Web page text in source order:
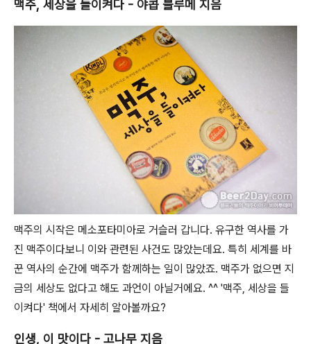
맥주, 세상을 들이켜다 - 야콥 블루메 지음
맥주의 시작은 메소포타미아로 거슬러 갑니다. 유구한 역사를 가
진 맥주이다보니 이와 관련된 사건도 많았는데요. 특히 세계를 바
꾼 역사의 순간에 맥주가 함께하는 일이 많았죠. 맥주가 없으면 지
금의 세상도 없다고 해도 과언이 아닐거에요. ^^ '맥주, 세상을 들
이켜다' 책에서 자세히 알아볼까요?
인생, 이 맛이다 - 고나무 지음